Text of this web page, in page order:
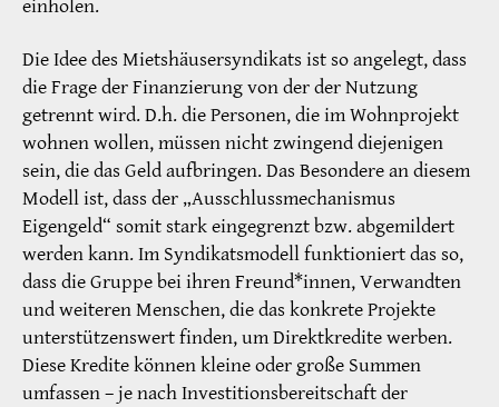
einholen.
Die Idee des Mietshäusersyndikats ist so angelegt, dass
die Frage der Finanzierung von der der Nutzung
getrennt wird. D.h. die ­Personen, die im Wohnprojekt
wohnen wollen, müssen nicht zwingend diejenigen
sein, die das Geld aufbringen. Das Besondere an diesem
Modell ist, dass der „Ausschlussmechanismus
Eigengeld“ somit stark eingegrenzt bzw. abgemildert
werden kann. Im Syndikatsmodell funktioniert das so,
dass die Gruppe bei ihren Freund*innen, Verwandten
und weiteren Menschen, die das konkrete Projekte
unterstützenswert finden, um Direktkredite werben.
Diese Kredite können kleine oder große Summen
umfassen – je nach Investitionsbereitschaft der